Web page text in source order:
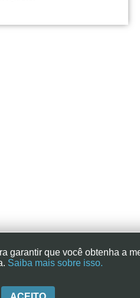
garantir que você obtenha a
Saiba mais sobre isso.